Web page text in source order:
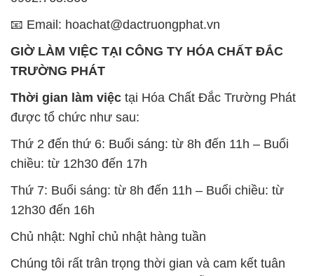
Thứ 7: Buổi sáng: từ 8h đến 11h – Buổi chiều: từ
Chủ nhật: Nghỉ chủ nhật hàng tuần
Chúng tôi rất trân trọng thời gian và cam kết tuân
thủ giờ làm việc để đảm bảo sự hỗ trợ tốt nhất cho
nhất của nhân viên.
TRƯỜNG PHÁT
Đông B, Quận Bình Tân, Sài Gòn TP. Hồ Chí
Minh